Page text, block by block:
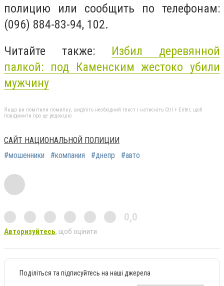
полицию или сообщить по телефонам:
(096) 884-83-94, 102.
Читайте также: Избил деревянной
палкой: под Каменским жестоко убили
мужчину
Якщо ви помітили помилку, виділіть необхідний текст і натисніть Ctrl + Enter, щоб
повідомити про це редакцію
САЙТ НАЦИОНАЛЬНОЙ ПОЛИЦИИ
#мошенники
#компания #днепр #авто
0,0
Авторизуйтесь, щоб оцінити
Поділіться та підписуйтесь на наші джерела